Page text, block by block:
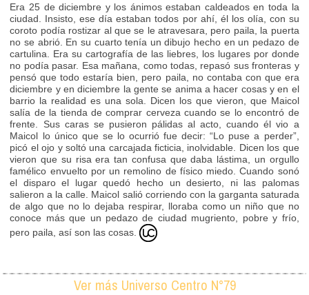
Era 25 de diciembre y los ánimos estaban caldeados en toda la
ciudad. Insisto, ese día estaban todos por ahí, él los olía, con su
coroto podía rostizar al que se le atravesara, pero paila, la puerta
no se abrió. En su cuarto tenía un dibujo hecho en un pedazo de
cartulina. Era su cartografía de las liebres, los lugares por donde
no podía pasar. Esa mañana, como todas, repasó sus fronteras y
pensó que todo estaría bien, pero paila, no contaba con que era
diciembre y en diciembre la gente se anima a hacer cosas y en el
barrio la realidad es una sola. Dicen los que vieron, que Maicol
salía de la tienda de comprar cerveza cuando se lo encontró de
frente. Sus caras se pusieron pálidas al acto, cuando él vio a
Maicol lo único que se lo ocurrió fue decir: “Lo puse a perder”,
picó el ojo y soltó una carcajada ficticia, inolvidable. Dicen los que
vieron que su risa era tan confusa que daba lástima, un orgullo
famélico envuelto por un remolino de físico miedo. Cuando sonó
el disparo el lugar quedó hecho un desierto, ni las palomas
salieron a la calle. Maicol salió corriendo con la garganta saturada
de algo que no lo dejaba respirar, lloraba como un niño que no
conoce más que un pedazo de ciudad mugriento, pobre y frío,
pero paila, así son las cosas.
Ver más Universo Centro N°79